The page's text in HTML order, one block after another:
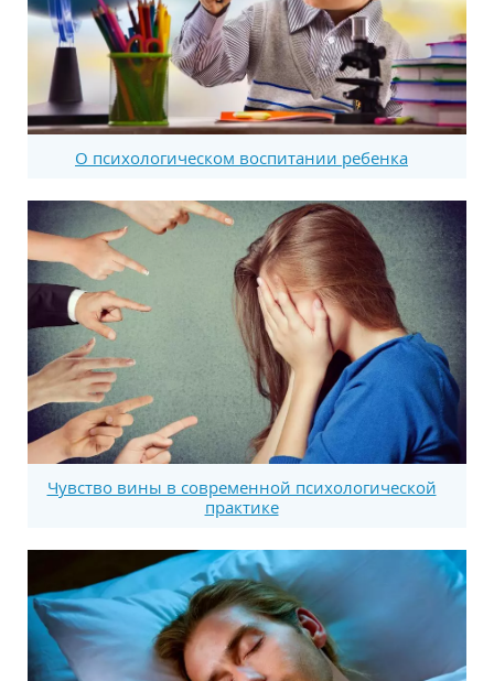
О психологическом воспитании ребенка
Чувство вины в современной психологической
практике